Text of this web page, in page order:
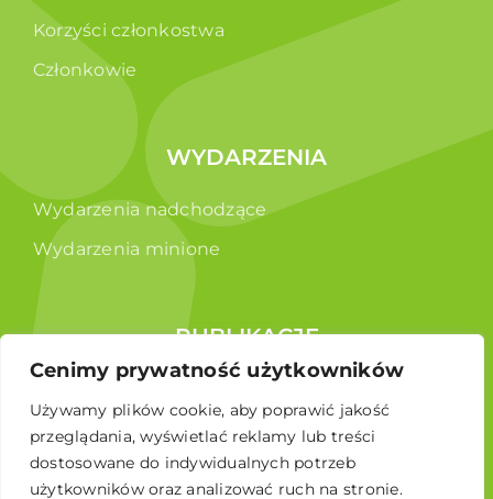
Cenimy prywatność użytkowników
Używamy plików cookie, aby poprawić jakość
przeglądania, wyświetlać reklamy lub treści
dostosowane do indywidualnych potrzeb
użytkowników oraz analizować ruch na stronie.
Korzyści członkostwa
Członkowie
WYDARZENIA
Wydarzenia nadchodzące
Wydarzenia minione
PUBLIKACJE
Raporty
Broszura edukacyjna